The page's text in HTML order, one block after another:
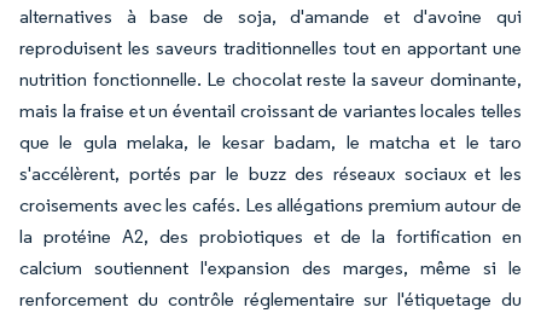
alternatives à base de soja, d'amande et d'avoine qui
reproduisent les saveurs traditionnelles tout en apportant une
nutrition fonctionnelle. Le chocolat reste la saveur dominante,
mais la fraise et un éventail croissant de variantes locales telles
que le gula melaka, le kesar badam, le matcha et le taro
s'accélèrent, portés par le buzz des réseaux sociaux et les
croisements avec les cafés. Les allégations premium autour de
la protéine A2, des probiotiques et de la fortification en
calcium soutiennent l'expansion des marges, même si le
renforcement du contrôle réglementaire sur l'étiquetage du